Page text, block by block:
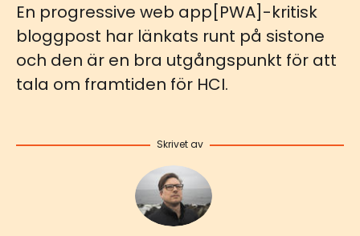
En progressive web app[PWA]-kritisk
bloggpost har länkats runt på sistone
och den är en bra utgångspunkt för att
tala om framtiden för HCI.
Skrivet av